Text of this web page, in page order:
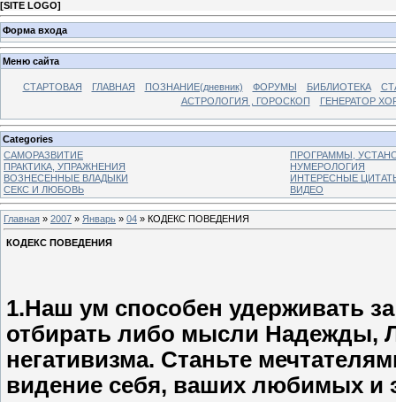
[SITE LOGO]
Форма входа
Меню сайта
СТАРТОВАЯ ГЛАВНАЯ ПОЗНАНИЕ(дневник) ФОРУМЫ БИБЛИОТЕКА
АСТРОЛОГИЯ , ГОРОСКОП
ГЕНЕРАТОР
Categories
САМОРАЗВИТИЕ
ПРОГРАММЫ,
ПРАКТИКА, УПРАЖНЕНИЯ
НУМЕРОЛОГИЯ
ВОЗНЕСЕННЫЕ ВЛАДЫКИ
ИНТЕРЕСНЫЕ
СЕКС И ЛЮБОВЬ
ВИДЕО
Главная » 2007 » Январь » 04 » КОДЕКС ПОВЕДЕНИЯ
КОДЕКС ПОВЕДЕНИЯ
1.Наш ум способен удерживать
отбирать либо мысли Надежды,
негативизма. Станьте
видение себя, ваших любимых и